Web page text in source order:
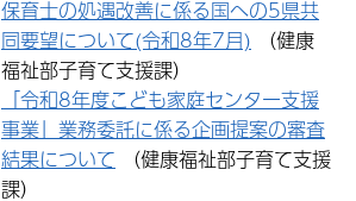
保育士の処遇改善に係る国への5県共
同要望について(令和8年7月)
福祉部子育て支援課）
「令和8年度こども家庭センター支援
事業」業務委託に係る企画提案の審査
結果について
課）